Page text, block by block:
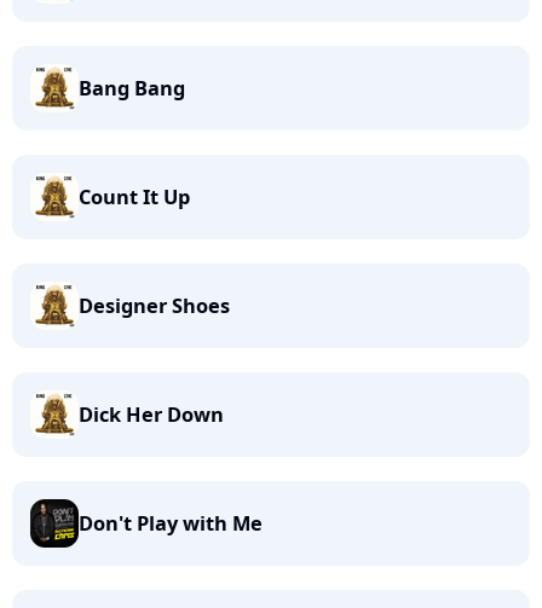
Bang Bang
Count It Up
Designer Shoes
Dick Her Down
Don't Play with Me